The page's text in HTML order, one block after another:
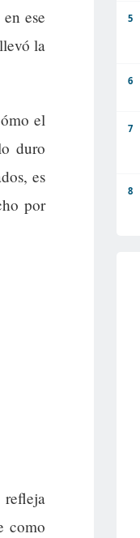
ese
la
el
duro
es
por
refleja
como
5
6
7
8